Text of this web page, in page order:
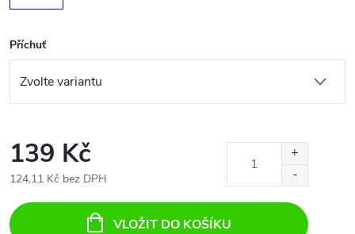
Příchuť
139 Kč
124,11 Kč bez DPH
cena:
VLOŽIT DO KOŠÍKU